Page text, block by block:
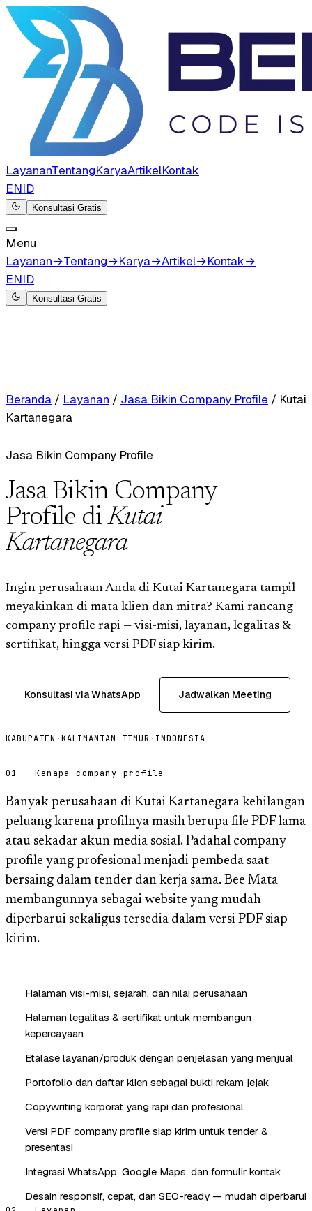
LayananTentangKaryaArtikelKontak
ENID
Konsultasi Gratis
Menu
Layanan→Tentang→Karya→Artikel→Kontak→
ENID
Konsultasi Gratis
Beranda / Layanan / Jasa Bikin Company Profile / Kutai
Kartanegara
Jasa Bikin Company Profile
Jasa Bikin Company
Profile diKutai
Kartanegara
Ingin perusahaan Anda di Kutai Kartanegara tampil
meyakinkan di mata klien dan mitra? Kami rancang
company profile rapi — visi-misi, layanan, legalitas &
sertifikat, hingga versi PDF siap kirim.
Konsultasi via WhatsApp Jadwalkan Meeting
KABUPATEN ·KALIMANTAN TIMUR · INDONESIA
01 — Kenapa company profile
Banyak perusahaan di Kutai Kartanegara kehilangan
peluang karena profilnya masih berupa file PDF lama
atau sekadar akun media sosial. Padahal company
profile yang profesional menjadi pembeda saat
bersaing dalam tender dan kerja sama. Bee Mata
membangunnya sebagai website yang mudah
diperbarui sekaligus tersedia dalam versi PDF siap
kirim.
Halaman visi-misi, sejarah, dan nilai perusahaan
Halaman legalitas & sertifikat untuk membangun
kepercayaan
Etalase layanan/produk dengan penjelasan yang menjual
Portofolio dan daftar klien sebagai bukti rekam jejak
Copywriting korporat yang rapi dan profesional
Versi PDF company profile siap kirim untuk tender &
presentasi
Integrasi WhatsApp, Google Maps, dan formulir kontak
Desain responsif, cepat, dan SEO-ready — mudah diperbarui